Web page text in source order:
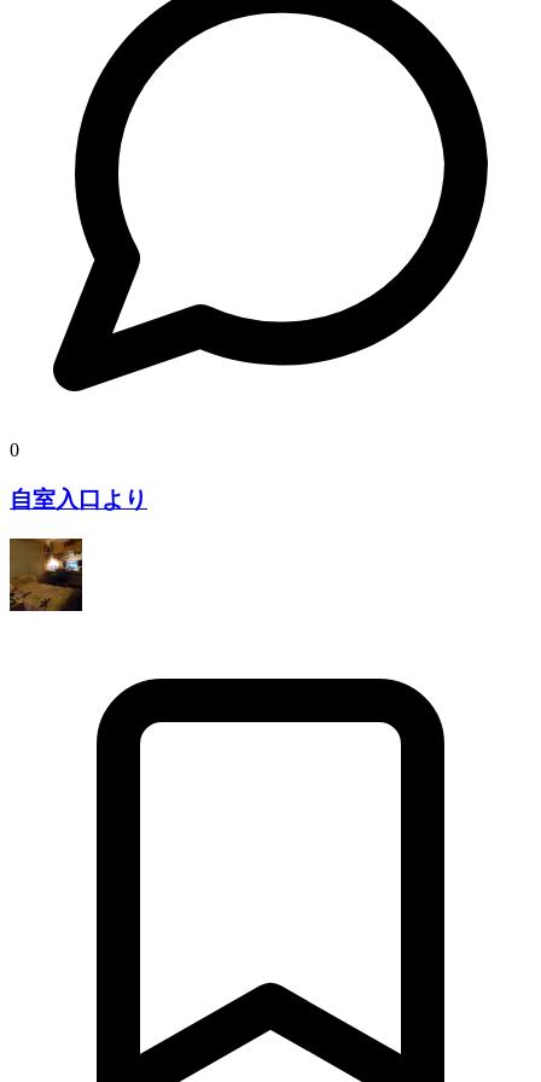
0
自室入口より